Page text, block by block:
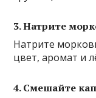
3. Натрите
Натрите
цвет, аромат и
4. Смешайте